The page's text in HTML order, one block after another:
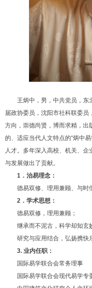
王炳中，男，中共党员，
届政协委员，沈阳市社科联委
方向，崇德尚贤，博而求精，出
的、适应当代人文特点的“炳中
人才。多年深入高校、机关、
与发展做出了贡献。
1 ．治易理念：
德易双修、理用兼顾、与时
2 ．学术思想：
德易双修，理用兼顾；
继承而不泥古，科学却知玄
研究与应用结合，弘扬携快
3. 业内任职：
国际易学联合会常务理事
国际易学联合会现代易学专